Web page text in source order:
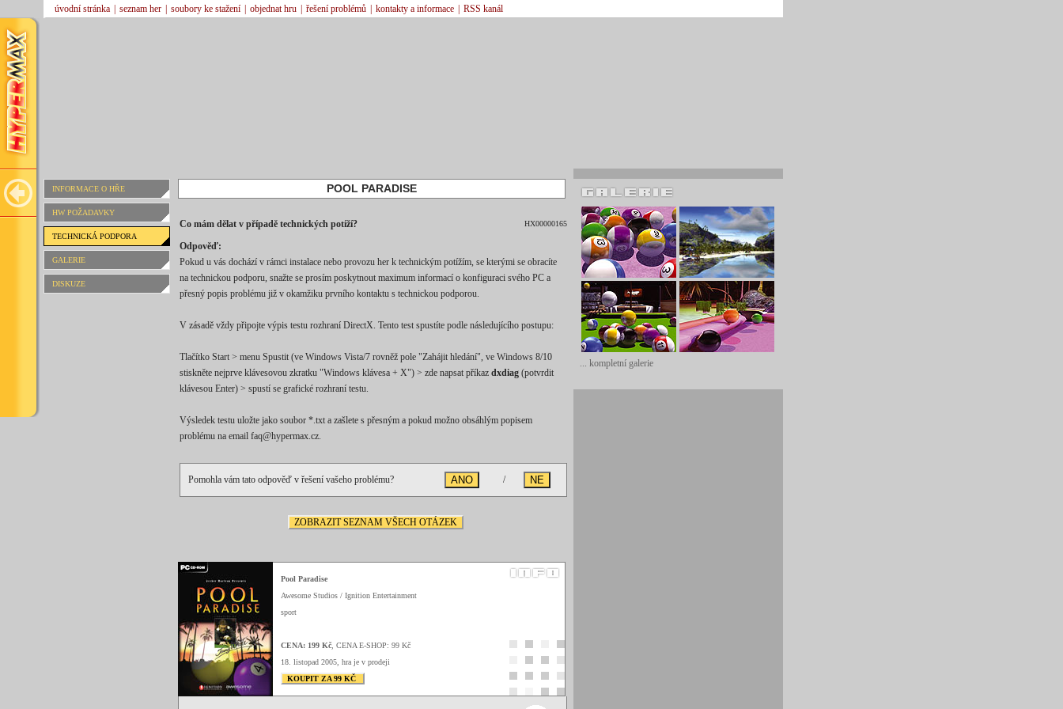
úvodní stránka seznam her soubory ke stažení objednat hru řešení problémů kontakty a informace RSS kanál
INFORMACE O HŘE
HW POŽADAVKY
TECHNICKÁ PODPORA
GALERIE
DISKUZE
POOL PARADISE
Co mám dělat v případě technických potíží? HX00000165
Odpověď:
Pokud u vás dochází v rámci instalace nebo provozu her k technickým potížím, se kterými se obracíte
na technickou podporu, snažte se prosím poskytnout maximum informací o konfiguraci svého PC a
přesný popis problému již v okamžiku prvního kontaktu s technickou podporou.
V zásadě vždy připojte výpis testu rozhraní DirectX. Tento test spustíte podle následujícího postupu:
Tlačítko Start > menu Spustit (ve Windows Vista/7 rovněž pole "Zahájit hledání", ve Windows 8/10
stiskněte nejprve klávesovou zkratku "Windows klávesa + X") > zde napsat příkaz dxdiag (potvrdit
klávesou Enter) > spustí se grafické rozhraní testu.
Výsledek testu uložte jako soubor *.txt a zašlete s přesným a pokud možno obsáhlým popisem
problému na email faq@hypermax.cz.
Pomohla vám tato odpověď v řešení vašeho problému? /
ZOBRAZIT SEZNAM VŠECH OTÁZEK
Pool Paradise
Awesome Studios / Ignition Entertainment
sport
CENA: 199 Kč , CENA E-SHOP: 99 Kč
18. listopad 2005, hra je v prodeji
KOUPIT ZA 99 KČ
... kompletní galerie